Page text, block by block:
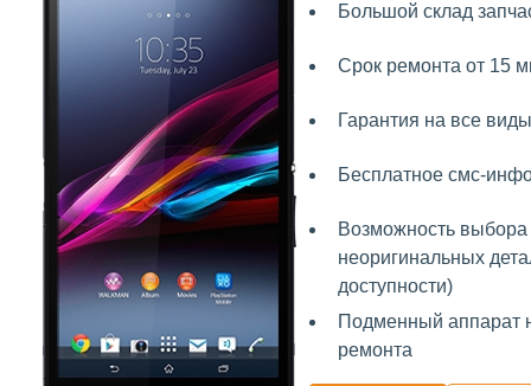
Большой склад
Срок ремонта от 15
Гарантия на все
Бесплатное смс-
Возможность
неоригинальных
доступности)
Подменный аппарат
ремонта